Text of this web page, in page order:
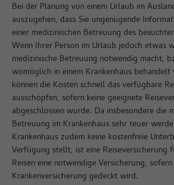
Bei der Planung von einem Urlaub im
auszugehen, dass Sie ungenügende
einer medizinischen Betreuung des
Wenn Ihrer Person im Urlaub jedoch etwas
medizinische Betreuung notwendig macht,
womöglich in einem Krankenhaus behandelt
können die Kosten schnell das verfügbare
ausschöpfen, sofern keine geeignete
abgeschlossen wurde. Da insbesondere die
Betreuung im Krankenhaus sehr teuer
Krankenhaus zudem keine kostenfreie
Verfügung stellt, ist eine Reiseversicherung
Reisen eine notwendige Versicherung,
Krankenversicherung gedeckt wird.